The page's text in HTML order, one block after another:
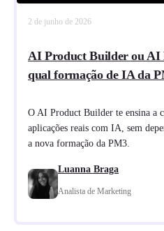
2 de junho de 2026
AI Product Builder ou AI
qual formação de IA da
O AI Product Builder te ensina a
aplicações reais com IA, sem
a nova formação da PM3.
Luanna Braga
Analista de Marketing